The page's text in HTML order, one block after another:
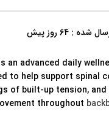
شده : 64 روز پیش
an advanced daily
to help support spinal
of built-up tension,
throughout